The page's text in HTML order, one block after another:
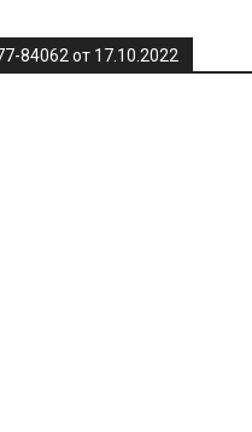
84062 от 17.10.2022